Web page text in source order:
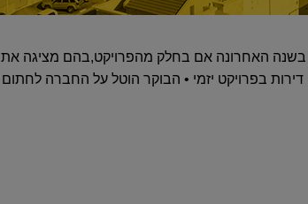
האחרונה אם בחלק מהפרויקט,בהם מציגה את
בפרויקט יזמי • הבוקר הוטל על החברה לחתום